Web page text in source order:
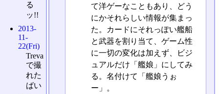
て洋ゲーなこともあり、どう
にかそれらしい情報が集まっ
た。カードにそれっぽい艦船
と武器を割り当て、ゲーム性
に一切の変化は加えず、ビジ
ュアルだけ「艦娘」にしてみ
る。名付けて「艦娘うぉ
ー」。
る
ッ!!
2013-
11-
22(Fri)
Treva
で撮
れた
ばい